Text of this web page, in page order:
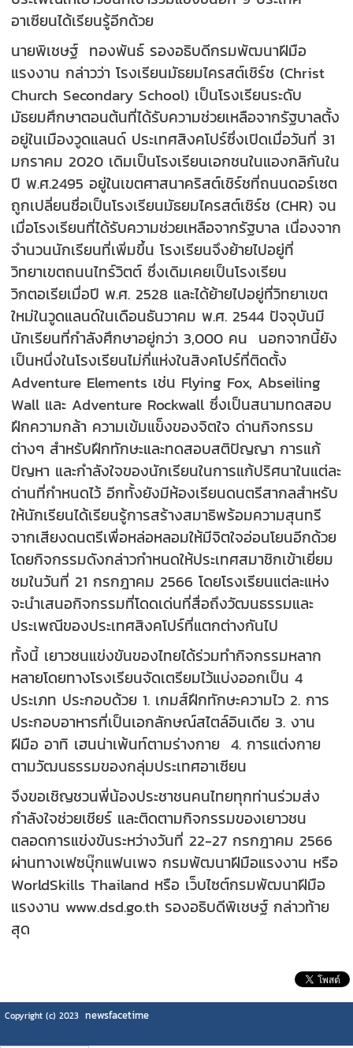
อาเซียนได้เรียนรู้อีกด้วย
นายพิเชษฐ์ ทองพันธ์ รองอธิบดีกรมพัฒนาฝีมือ
แรงงาน กล่าวว่า โรงเรียนมัธยมไครสต์เชิร์ช (Christ
Church Secondary School) เป็นโรงเรียนระดับ
มัธยมศึกษาตอนต้นที่ได้รับความช่วยเหลือจากรัฐบาลตั้ง
อยู่ในเมืองวูดแลนด์ ประเทศสิงคโปร์ซึ่งเปิดเมื่อวันที่ 31
มกราคม 2020 เดิมเป็นโรงเรียนเอกชนในแองกลิกันใน
ปี พ.ศ.2495 อยู่ในเขตศาสนาคริสต์เชิร์ชที่ถนนดอร์เซต
ถูกเปลี่ยนชื่อเป็นโรงเรียนมัธยมไครสต์เชิร์ช (CHR) จน
เมื่อโรงเรียนที่ได้รับความช่วยเหลือจากรัฐบาล เนื่องจาก
จำนวนนักเรียนที่เพิ่มขึ้น โรงเรียนจึงย้ายไปอยู่ที่
วิทยาเขตถนนไทร์วิตต์ ซึ่งเดิมเคยเป็นโรงเรียน
วิกตอเรียเมื่อปี พ.ศ. 2528 และได้ย้ายไปอยู่ที่วิทยาเขต
ใหม่ในวูดแลนด์ในเดือนธันวาคม พ.ศ. 2544 ปัจจุบันมี
นักเรียนที่กำลังศึกษาอยู่กว่า 3,000 คน นอกจากนี้ยัง
เป็นหนึ่งในโรงเรียนไม่กี่แห่งในสิงคโปร์ที่ติดตั้ง
Adventure Elements เช่น Flying Fox, Abseiling
Wall และ Adventure Rockwall ซึ่งเป็นสนามทดสอบ
ฝึกความกล้า ความเข้มแข็งของจิตใจ ด่านกิจกรรม
ต่างๆ สำหรับฝึกทักษะและทดสอบสติปัญญา การแก้
ปัญหา และกำลังใจของนักเรียนในการแก้ปริศนาในแต่ละ
ด่านที่กำหนดไว้ อีกทั้งยังมีห้องเรียนดนตรีสากลสำหรับ
ให้นักเรียนได้เรียนรู้การสร้างสมาธิพร้อมความสุนทรี
จากเสียงดนตรีเพื่อหล่อหลอมให้มีจิตใจอ่อนโยนอีกด้วย
โดยกิจกรรมดังกล่าวกำหนดให้ประเทศสมาชิกเข้าเยี่ยม
ชมในวันที่ 21 กรกฎาคม 2566 โดยโรงเรียนแต่ละแห่ง
จะนำเสนอกิจกรรมที่โดดเด่นที่สื่อถึงวัฒนธรรมและ
ประเพณีของประเทศสิงคโปร์ที่แตกต่างกันไป
ทั้งนี้ เยาวชนแข่งขันของไทยได้ร่วมทำกิจกรรมหลาก
หลายโดยทางโรงเรียนจัดเตรียมไว้แบ่งออกเป็น 4
ประเภท ประกอบด้วย 1. เกมส์ฝึกทักษะความไว 2. การ
ประกอบอาหารที่เป็นเอกลักษณ์สไตล์อินเดีย 3. งาน
ฝีมือ อาทิ เฮนน่าเพ้นท์ตามร่างกาย 4. การแต่งกาย
ตามวัฒนธรรมของกลุ่มประเทศอาเซียน
จึงขอเชิญชวนพี่น้องประชาชนคนไทยทุกท่านร่วมส่ง
กำลังใจช่วยเชียร์ และติดตามกิจกรรมของเยาวชน
ตลอดการแข่งขันระหว่างวันที่ 22-27 กรกฎาคม 2566
ผ่านทางเฟซบุ๊กแฟนเพจ กรมพัฒนาฝีมือแรงงาน หรือ
WorldSkills Thailand หรือ เว็บไซต์กรมพัฒนาฝีมือ
แรงงาน www.dsd.go.th รองอธิบดีพิเชษฐ์ กล่าวท้าย
สุด
Copyright (c) 2023 newsfacetime